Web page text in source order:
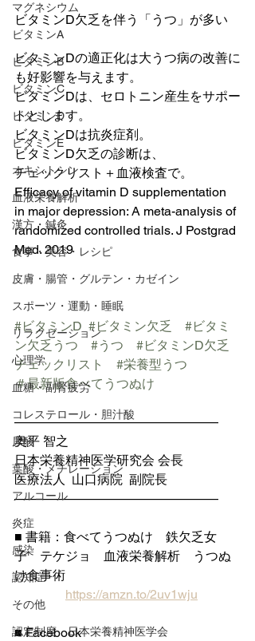
マグネシウム
ビタミンA
ビタミンB
ビタミンC
ビタミンD
ビタミンE
オキシトシン
血液栄養解析
漢方・鍼灸
食事・美容・レシピ
皮膚・腸管・グルテン・カゼイン
スポーツ・運動・睡眠
リラクゼーション
心理学
血糖・副腎疲労
コレステロール・胆汁酸
尿酸
葉酸・メチレーション
アルコール
炎症
感染
認知症
その他
認定制度 日本栄養精神医学会
ビタミンD欠乏を伴う「うつ」が多い
ビタミンDの適正化は大うつ病の改善に
も好影響を与えます。
ビタミンDは、セロトニン産生をサポー
トとします。
ビタミンDは抗炎症剤。
ビタミンD欠乏の診断は、
チェックリスト＋血液検査で。
Efficacy of vitamin D supplementation
in major depression: A meta-analysis of
randomized controlled trials. J Postgrad
Med. 2019
#ビタミンD #ビタミン欠乏
#ビタミ
ン欠乏うつ
#うつ
#ビタミンD欠乏
チェックリスト
#栄養型うつ
＃最新版食べてうつぬけ
————————————————
奥平 智之
日本栄養精神医学研究会 会長
医療法人  山口病院  副院長
————————————————
■ 書籍：食べてうつぬけ　鉄欠乏女
子　テケジョ　血液栄養解析　うつぬ
け食事術
https://amzn.to/2uv1wju
■ Facebook